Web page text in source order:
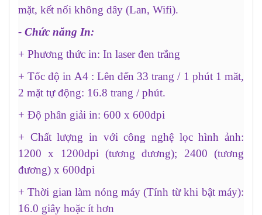
mặt, kết nối không dây (Lan, Wifi).
- Chức năng In:
+ Phương thức in: In laser đen trắng
+ Tốc độ in A4 : Lên đến 33 trang / 1 phút 1 măt,
2 mặt tự động: 16.8 trang / phút.
+ Độ phân giải in: 600 x 600dpi
+ Chất lượng in với công nghệ lọc hình ảnh:
1200 x 1200dpi (tương đương); 2400 (tương
đương) x 600dpi
+ Thời gian làm nóng máy (Tính từ khi bật máy):
16.0 giây hoặc ít hơn